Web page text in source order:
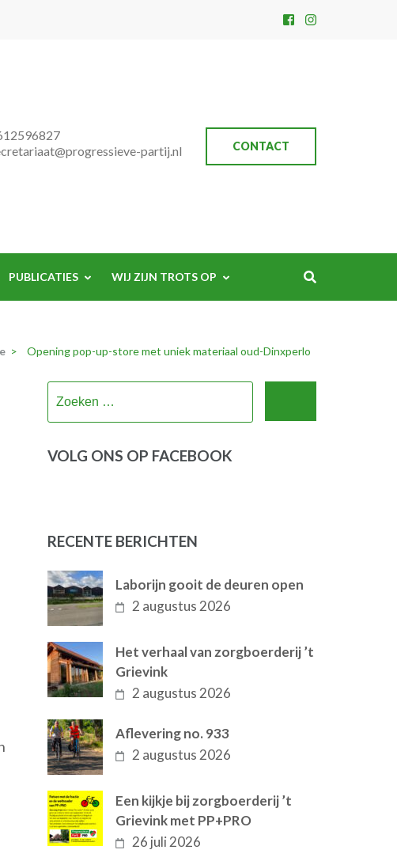
CONTACT
partij.nl
PUBLICATIES WIJ ZIJN TROTS OP
> Opening pop-up-store met uniek materiaal oud-Dinxperlo
VOLG ONS OP FACEBOOK
RECENTE BERICHTEN
Laborijn gooit de deuren open
2 augustus 2026
Het verhaal van zorgboerderij ’t
Grievink
2 augustus 2026
Aflevering no. 933
2 augustus 2026
Een kijkje bij zorgboerderij ’t
Grievink met PP+PRO
26 juli 2026